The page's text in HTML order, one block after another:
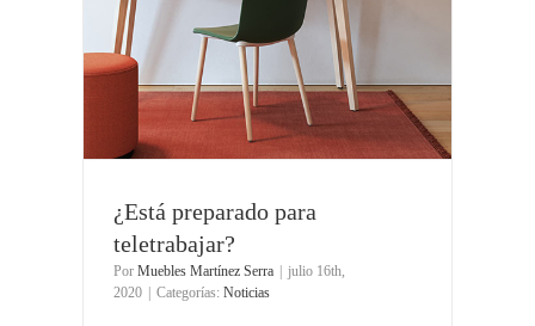
¿Está preparado para
teletrabajar?
Por Muebles Martínez Serra
julio 16th,
2020
Categorías: Noticias